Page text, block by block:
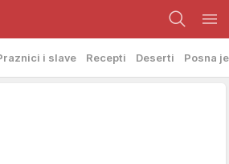
i slave Recepti Deserti Posna